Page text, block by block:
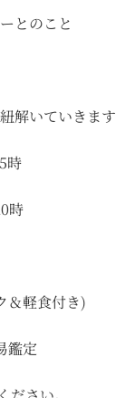
とのこと
解いていきます
時
時
＆軽食付き)
鑑定